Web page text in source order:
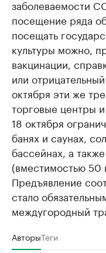
заболеваемости
посещение ряда
посещать
культуры можно,
вакцинации,
или
октября эти же
торговые центры
18 октября
банях и саунах,
бассейнах, а
(вместимостью 50
Предъявление
стало
междугородный
АвторыТеги